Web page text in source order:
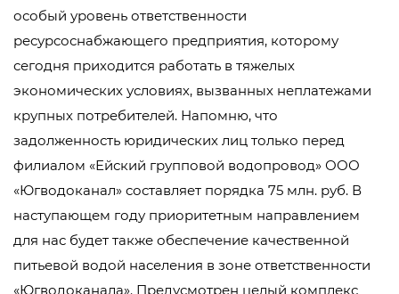
особый уровень ответственности
ресурсоснабжающего предприятия, которому
сегодня приходится работать в тяжелых
экономических условиях, вызванных неплатежами
крупных потребителей. Напомню, что
задолженность юридических лиц только перед
филиалом «Ейский групповой водопровод» ООО
«Югводоканал» составляет порядка 75 млн. руб. В
наступающем году приоритетным направлением
для нас будет также обеспечение качественной
питьевой водой населения в зоне ответственности
«Югводоканала». Предусмотрен целый комплекс